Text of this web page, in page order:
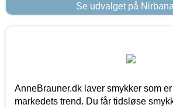
Se udvalget på
AnneBrauner.dk laver smykker som
markedets trend. Du får tidsløse